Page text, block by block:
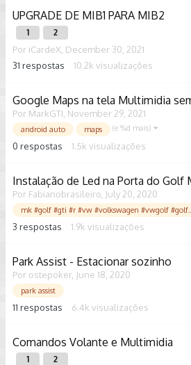
UPGRADE DE MIB1 PARA MIB2
1 2
Por iCardeX December 30, 2021
31 respostas 10.2k visualizações
Google Maps na tela Multimidia
Por MarkGTI November 29, 2021
android auto maps (e %d mais)
0 respostas 1.5k visualizações
Instalação de Led na Porta do Golf
Por Fabianobrasileiro July 20, 2020
mk #golf #gti #r #vw #volkswagen #vwgolf #golfmk #golfr #golfgti #vag
3 respostas 1.9k visualizações
Park Assist - Estacionar sozinho
Por ostepoker June 18, 2020
park assist
11 respostas 6.4k visualizações
Comandos Volante e Multimidia
1 2